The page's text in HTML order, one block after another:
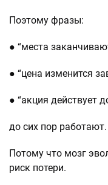
Поэтому фразы:
● “места
● “цена изменится
● “акция действует
до сих пор работают.
Потому что мозг
риск потери.